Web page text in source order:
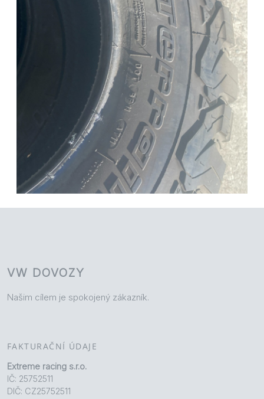
VW DOVOZY
Našim cílem je spokojený zákazník.
FAKTURAČNÍ ÚDAJE
Extreme racing s.r.o.
IČ: 25752511
DIČ: CZ25752511